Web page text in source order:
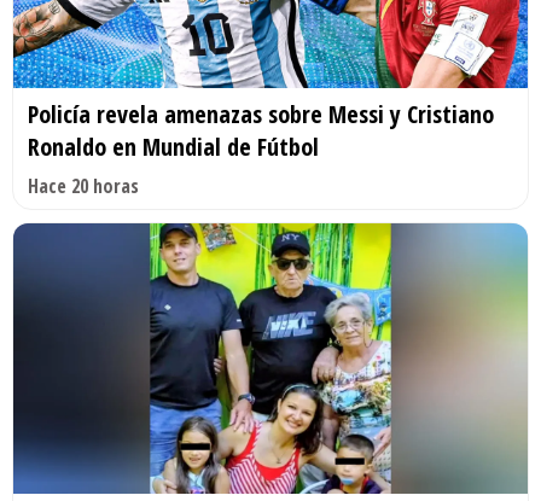
Policía revela amenazas sobre Messi y Cristiano
Ronaldo en Mundial de Fútbol
Hace 20 horas